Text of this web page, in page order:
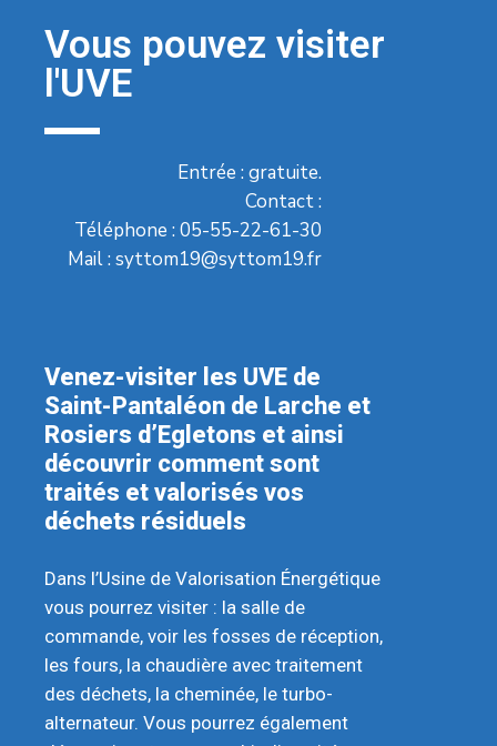
Vous pouvez visiter
l'UVE
Entrée : gratuite.
Contact :
Téléphone : 05-55-22-61-30
Mail : syttom19@syttom19.fr
Venez-visiter les UVE de
Saint-Pantaléon de Larche et
Rosiers d’Egletons et ainsi
découvrir comment sont
traités et valorisés vos
déchets résiduels
Dans l’Usine de Valorisation Énergétique
vous pourrez visiter : la salle de
commande, voir les fosses de réception,
les fours, la chaudière avec traitement
des déchets, la cheminée, le turbo-
alternateur. Vous pourrez également